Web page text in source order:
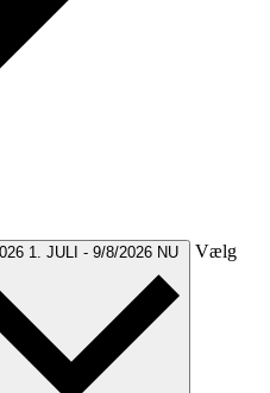
1. JULI - 9/8/2026 NU Vælg